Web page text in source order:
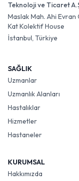
Teknoloji ve Ticaret
Maslak Mah. Ahi Evran
Kat Kolektif House
İstanbul, Türkiye
SAĞLIK
Uzmanlar
Uzmanlık Alanları
Hastalıklar
Hizmetler
Hastaneler
KURUMSAL
Hakkımızda